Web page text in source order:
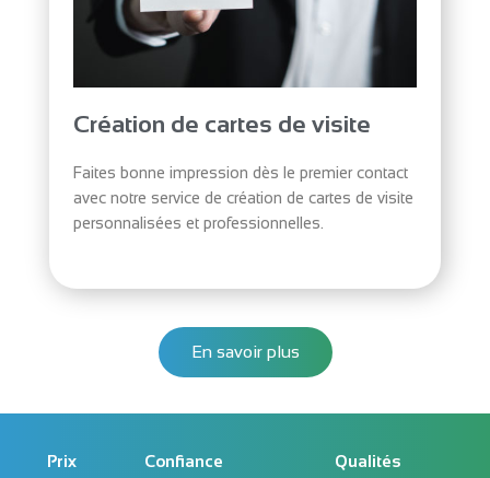
Création de cartes de visite
Faites bonne impression dès le premier contact
avec notre service de création de cartes de visite
personnalisées et professionnelles.
En savoir plus
Prix Confiance Qualités